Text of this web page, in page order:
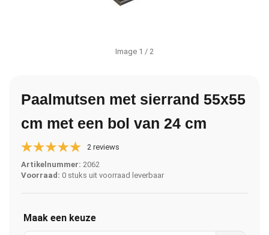
Image 1 / 2
Paalmutsen met sierrand 55x55
cm met een bol van 24 cm
2 reviews
Artikelnummer: 2062
Voorraad: 0 stuks uit voorraad leverbaar
Maak een keuze